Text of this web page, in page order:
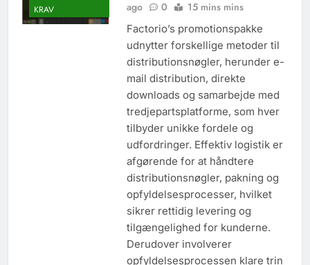
KRAV
ago 0 15 mins mins
Factorio’s promotionspakke
udnytter forskellige metoder til
distributionsnøgler, herunder e-
mail distribution, direkte
downloads og samarbejde med
tredjepartsplatforme, som hver
tilbyder unikke fordele og
udfordringer. Effektiv logistik er
afgørende for at håndtere
distributionsnøgler, pakning og
opfyldelsesprocesser, hvilket
sikrer rettidig levering og
tilgængelighed for kunderne.
Derudover involverer
opfyldelsesprocessen klare trin